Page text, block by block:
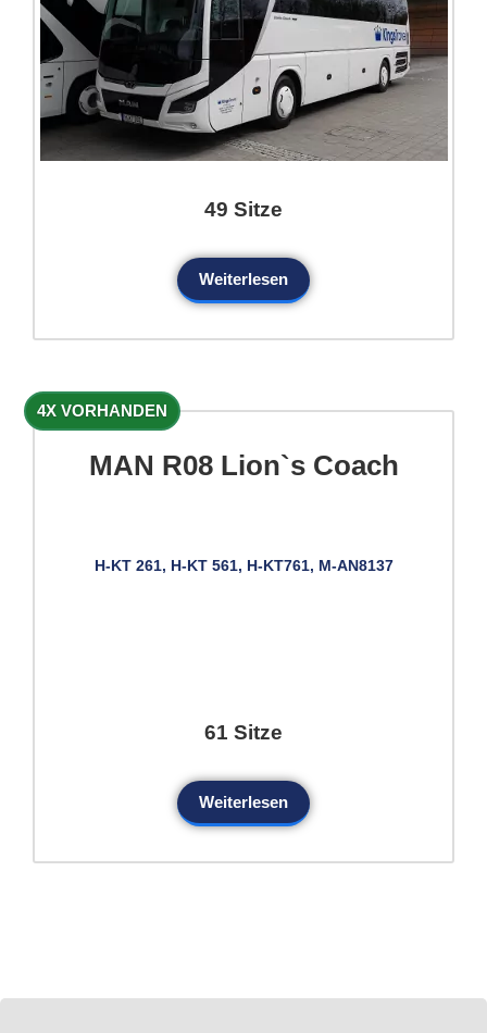
49 Sitze
Weiterlesen
4X VORHANDEN
MAN R08 Lion`s Coach
H-KT 261, H-KT 561, H-KT761, M-AN8137
61 Sitze
Weiterlesen